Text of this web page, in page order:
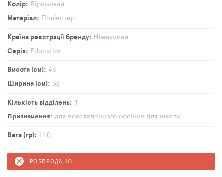
Колір
Бірюзовий
Матеріал
Поліестер
Країна реєстрації бренду
Німеччина
Серія
Education
Висота (см)
46
Ширина (см)
33
Кількість відділень
1
Призначення
для повсякденного носіння для школи
Вага (гр) 110
РОЗПРОДАНО